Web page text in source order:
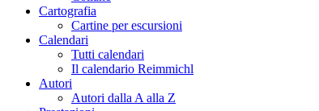
Cartografia
Cartine per escursioni
Calendari
Tutti calendari
Il calendario Reimmichl
Autori
Autori dalla A alla Z